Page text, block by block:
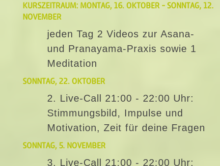
KURSZEITRAUM: MONTAG, 16. OKTOBER - SONNTAG, 12.
NOVEMBER
jeden Tag 2 Videos zur Asana-
und Pranayama-Praxis sowie 1
Meditation
SONNTAG, 22. OKTOBER
2. Live-Call 21:00 - 22:00 Uhr:
Stimmungsbild, Impulse und
Motivation, Zeit für deine Fragen
SONNTAG, 5. NOVEMBER
3. Live-Call 21:00 - 22:00 Uhr: